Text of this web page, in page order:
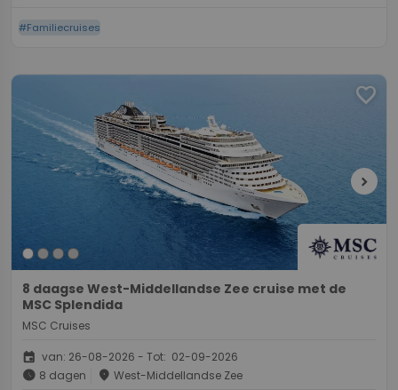
#Familiecruises
favorite
chevron_right
8 daagse West-Middellandse Zee cruise met de
MSC Splendida
MSC Cruises
event van: 26-08-2026 - Tot: 02-09-2026
schedule 8 dagen place West-Middellandse Zee